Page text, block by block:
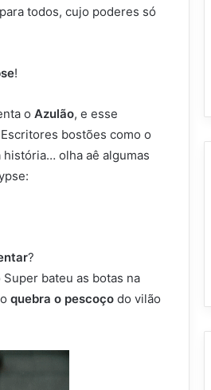
para todos, cujo poderes só
!
o Azulão, e esse
bostões como o
história… olha aê algumas
?
Super bateu as botas na
quebra o pescoço do vilão